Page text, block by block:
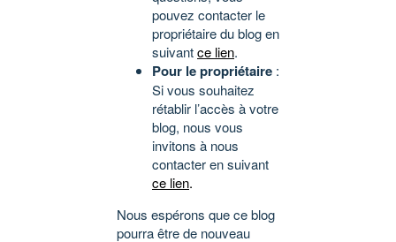
pouvez contacter le
propriétaire du blog en
suivantce lien.
Pour le propriétaire :
Si vous souhaitez
rétablir l’accès à votre
blog, nous vous
invitons à nous
contacter en suivant
ce lien.
Nous espérons que ce blog
pourra être de nouveau